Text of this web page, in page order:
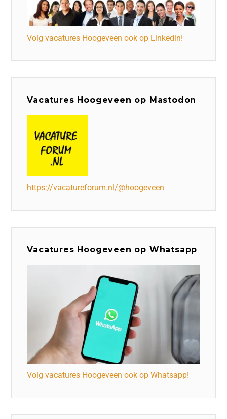
Volg vacatures Hoogeveen ook op Linkedin!
Vacatures Hoogeveen op Mastodon
https://vacatureforum.nl/@hoogeveen
Vacatures Hoogeveen op Whatsapp
Volg vacatures Hoogeveen ook op Whatsapp!